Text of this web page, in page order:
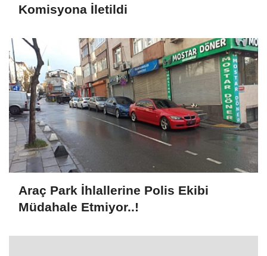
Komisyona İletildi
Araç Park İhlallerine Polis Ekibi
Müdahale Etmiyor..!